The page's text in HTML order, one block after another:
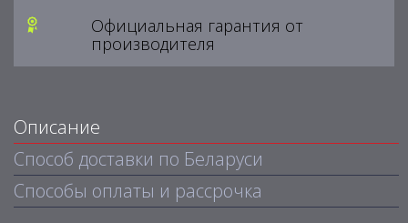
Официальная гарантия от
производителя
Описание
Способ доставки по Беларуси
Способы оплаты и рассрочка